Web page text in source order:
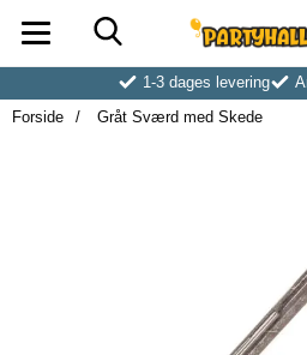
Startside for
1-3 dages levering
Forside
Gråt Sværd med Skede